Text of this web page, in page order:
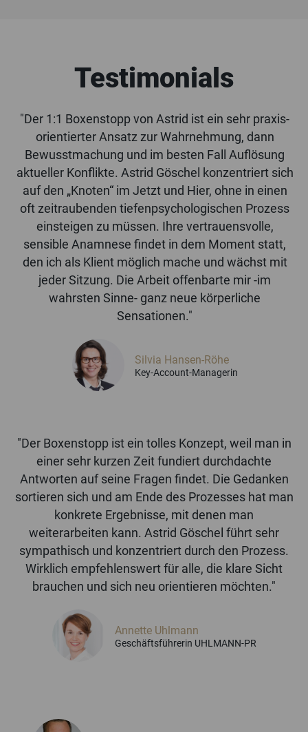
Testimonials
"Der 1:1 Boxenstopp von Astrid ist ein sehr praxis-
orientierter Ansatz zur Wahrnehmung, dann
Bewusstmachung und im besten Fall Auflösung
aktueller Konflikte. Astrid Göschel konzentriert sich
auf den „Knoten“ im Jetzt und Hier, ohne in einen
oft zeitraubenden tiefenpsychologischen Prozess
einsteigen zu müssen. Ihre vertrauensvolle,
sensible Anamnese findet in dem Moment statt,
den ich als Klient möglich mache und wächst mit
jeder Sitzung. Die Arbeit offenbarte mir -im
wahrsten Sinne- ganz neue körperliche
Sensationen."
Silvia Hansen-Röhe
Key-Account-Managerin
"Der Boxenstopp ist ein tolles Konzept, weil man in
einer sehr kurzen Zeit fundiert durchdachte
Antworten auf seine Fragen findet. Die Gedanken
sortieren sich und am Ende des Prozesses hat man
konkrete Ergebnisse, mit denen man
weiterarbeiten kann. Astrid Göschel führt sehr
sympathisch und konzentriert durch den Prozess.
Wirklich empfehlenswert für alle, die klare Sicht
brauchen und sich neu orientieren möchten."
Annette Uhlmann
Geschäftsführerin UHLMANN-PR